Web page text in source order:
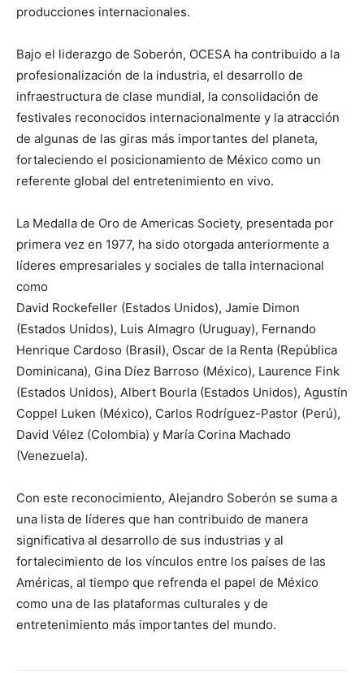
producciones internacionales.
Bajo el liderazgo de Soberón, OCESA ha contribuido a la
profesionalización de la industria, el desarrollo de
infraestructura de clase mundial, la consolidación de
festivales reconocidos internacionalmente y la atracción
de algunas de las giras más importantes del planeta,
fortaleciendo el posicionamiento de México como un
referente global del entretenimiento en vivo.
La Medalla de Oro de Americas Society, presentada por
primera vez en 1977, ha sido otorgada anteriormente a
líderes empresariales y sociales de talla internacional
como
David Rockefeller (Estados Unidos), Jamie Dimon
(Estados Unidos), Luis Almagro (Uruguay), Fernando
Henrique Cardoso (Brasil), Oscar de la Renta (República
Dominicana), Gina Díez Barroso (México), Laurence Fink
(Estados Unidos), Albert Bourla (Estados Unidos), Agustín
Coppel Luken (México), Carlos Rodríguez-Pastor (Perú),
David Vélez (Colombia) y María Corina Machado
(Venezuela).
Con este reconocimiento, Alejandro Soberón se suma a
una lista de líderes que han contribuido de manera
significativa al desarrollo de sus industrias y al
fortalecimiento de los vínculos entre los países de las
Américas, al tiempo que refrenda el papel de México
como una de las plataformas culturales y de
entretenimiento más importantes del mundo.